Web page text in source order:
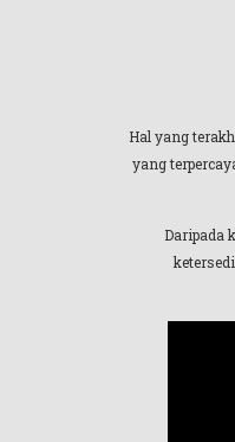
Hal yang
yang
Daripada